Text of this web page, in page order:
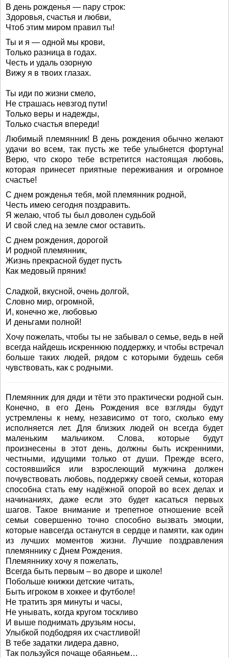
В день рожденья — пару строк:
Здоровья, счастья и любви,
Чтоб этим миром правил ты!
Ты и я — одной мы крови,
Только разница в годах.
Честь и удаль озорную
Вижу я в твоих глазах.
Ты иди по жизни смело,
Не страшась невзгод пути!
Только веры и надежды,
Только счастья впереди!
Любимый племянник! В день рождения обычно желают
удачи во всем, так пусть же тебе улыбнется фортуна!
Верю, что скоро тебе встретится настоящая любовь,
которая принесет приятные переживания и огромное
счастье!
С днем рожденья тебя, мой племянник родной,
Честь имею сегодня поздравить.
Я желаю, чтоб ты был доволен судьбой
И свой след на земле смог оставить.
С днем рождения, дорогой
И родной племянник,
Жизнь прекрасной будет пусть
Как медовый пряник!
Сладкой, вкусной, очень долгой,
Словно мир, огромной,
И, конечно же, любовью
И деньгами полной!
Хочу пожелать, чтобы ты не забывал о семье, ведь в ней
всегда найдешь искреннюю поддержку, и чтобы встречал
больше таких людей, рядом с которыми будешь себя
чувствовать, как с родными.
Племянник для дяди и тёти это практически родной сын.
Конечно, в его День Рождения все взгляды будут
устремлены к нему, независимо от того, сколько ему
исполняется лет. Для близких людей он всегда будет
маленьким мальчиком. Слова, которые будут
произнесены в этот день, должны быть искренними,
честными, идущими только от души. Прежде всего,
состоявшийся или взрослеющий мужчина должен
почувствовать любовь, поддержку своей семьи, которая
способна стать ему надёжной опорой во всех делах и
начинаниях, даже если это будет касаться первых
шагов. Такое внимание и трепетное отношение всей
семьи совершенно точно способно вызвать эмоции,
которые навсегда останутся в сердце и памяти, как один
из лучших моментов жизни. Лучшие поздравления
племяннику с Днем Рождения.
Племяннику хочу я пожелать,
Всегда быть первым – во дворе и школе!
Побольше книжки детские читать,
Быть игроком в хоккее и футболе!
Не тратить зря минуты и часы,
Не унывать, когда кругом тоскливо
И выше поднимать друзьям носы,
Улыбкой подбодряя их счастливой!
В тебе задатки лидера давно,
Так пользуйся почаще обаяньем…